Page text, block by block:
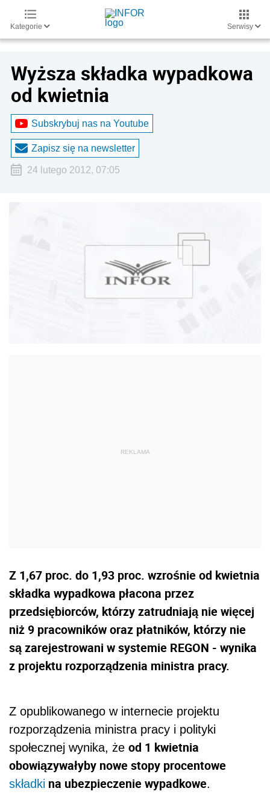
Kategorie Serwisy
Wyższa składka wypadkowa
od kwietnia
Subskrybuj nas na Youtube
Zapisz się na newsletter
24 lutego 2012, 07:05
Z 1,67 proc. do 1,93 proc. wzrośnie od kwietnia
składka wypadkowa płacona przez
przedsiębiorców, którzy zatrudniają nie więcej
niż 9 pracowników oraz płatników, którzy nie
są zarejestrowani w systemie REGON - wynika
z projektu rozporządzenia ministra pracy.
Z opublikowanego w internecie projektu
rozporządzenia ministra pracy i polityki
społecznej wynika, że od 1 kwietnia
obowiązywałyby nowe stopy procentowe
składki na ubezpieczenie wypadkowe.